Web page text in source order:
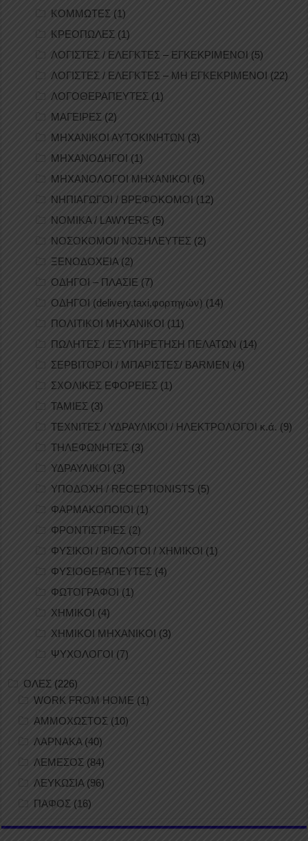
ΚΟΜΜΩΤΕΣ (1)
ΚΡΕΟΠΩΛΕΣ (1)
ΛΟΓΙΣΤΕΣ / ΕΛΕΓΚΤΕΣ – ΕΓΚΕΚΡΙΜΕΝΟΙ (5)
ΛΟΓΙΣΤΕΣ / ΕΛΕΓΚΤΕΣ – ΜΗ ΕΓΚΕΚΡΙΜΕΝΟΙ (22)
ΛΟΓΟΘΕΡΑΠΕΥΤΕΣ (1)
ΜΑΓΕΙΡΕΣ (2)
ΜΗΧΑΝΙΚΟΙ ΑΥΤΟΚΙΝΗΤΩΝ (3)
ΜΗΧΑΝΟΔΗΓΟΙ (1)
ΜΗΧΑΝΟΛΟΓΟΙ ΜΗΧΑΝΙΚΟΙ (6)
ΝΗΠΙΑΓΩΓΟΙ / ΒΡΕΦΟΚΟΜΟΙ (12)
ΝΟΜΙΚΑ / LAWYERS (5)
ΝΟΣΟΚΟΜΟΙ/ ΝΟΣΗΛΕΥΤΕΣ (2)
ΞΕΝΟΔΟΧΕΙΑ (2)
ΟΔΗΓΟΙ – ΠΛΑΣΙΕ (7)
ΟΔΗΓΟΙ (delivery,taxi,φορτηγών) (14)
ΠΟΛΙΤΙΚΟΙ ΜΗΧΑΝΙΚΟΙ (11)
ΠΩΛΗΤΕΣ / ΕΞΥΠΗΡΕΤΗΣΗ ΠΕΛΑΤΩΝ (14)
ΣΕΡΒΙΤΟΡΟΙ / ΜΠΑΡΙΣΤΕΣ/ BARMEN (4)
ΣΧΟΛΙΚΕΣ ΕΦΟΡΕΙΕΣ (1)
ΤΑΜΙΕΣ (3)
ΤΕΧΝΙΤΕΣ / ΥΔΡΑΥΛΙΚΟΙ / ΗΛΕΚΤΡΟΛΟΓΟΙ κ.ά. (9)
ΤΗΛΕΦΩΝΗΤΕΣ (3)
ΥΔΡΑΥΛΙΚΟΙ (3)
ΥΠΟΔΟΧΗ / RECEPTIONISTS (5)
ΦΑΡΜΑΚΟΠΟΙΟΙ (1)
ΦΡΟΝΤΙΣΤΡΙΕΣ (2)
ΦΥΣΙΚΟΙ / ΒΙΟΛΟΓΟΙ / ΧΗΜΙΚΟΙ (1)
ΦΥΣΙΟΘΕΡΑΠΕΥΤΕΣ (4)
ΦΩΤΟΓΡΑΦΟΙ (1)
ΧΗΜΙΚΟΙ (4)
ΧΗΜΙΚΟΙ ΜΗΧΑΝΙΚΟΙ (3)
ΨΥΧΟΛΟΓΟΙ (7)
ΟΛΕΣ (226)
WORK FROM HOME (1)
ΑΜΜΟΧΩΣΤΟΣ (10)
ΛΑΡΝΑΚΑ(40)
ΛΕΜΕΣΟΣ (84)
ΛΕΥΚΩΣΙΑ(96)
ΠΑΦΟΣ (16)